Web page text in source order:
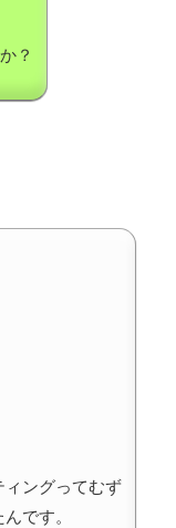
？
ィングってむず
です。